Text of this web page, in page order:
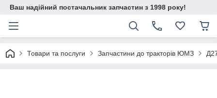
Ваш надійний постачальник запчастин з 1998 року!
Товари та послуги Запчастини до тракторів ЮМЗ